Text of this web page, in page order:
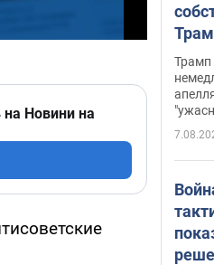
на Новини на
Трамп